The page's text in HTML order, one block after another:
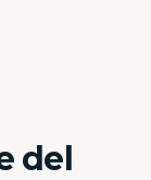
del